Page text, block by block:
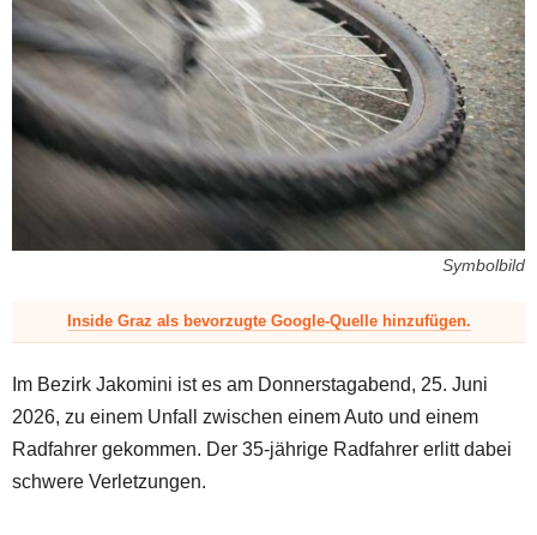
Symbolbild
Inside Graz als bevorzugte Google-Quelle hinzufügen.
Im Bezirk Jakomini ist es am Donnerstagabend, 25. Juni
2026, zu einem Unfall zwischen einem Auto und einem
Radfahrer gekommen. Der 35-jährige Radfahrer erlitt dabei
schwere Verletzungen.